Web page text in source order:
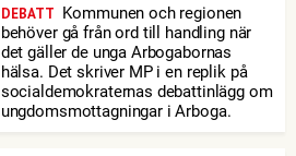
DEBATT Kommunen och regionen
behöver gå från ord till handling när
det gäller de unga Arbogabornas
hälsa. Det skriver MP i en replik på
socialdemokraternas debattinlägg om
ungdomsmottagningar i Arboga.